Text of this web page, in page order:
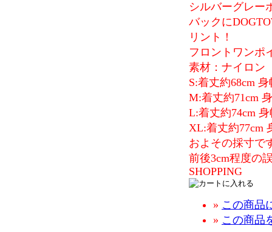
シルバーグレー
バックに
リント！
フロントワンポ
素材：ナイロン
S:着丈約68cm 身
M:着丈約71cm
L:着丈約74cm 身
XL:着丈約77cm
およその採寸で
前後3cm程度の
SHOPPING
» この商品
» この商品